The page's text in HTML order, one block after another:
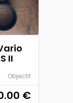
II
Objectif
€